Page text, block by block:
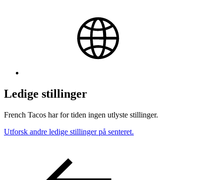
Ledige stillinger
French Tacos har for tiden ingen utlyste stillinger.
Utforsk andre ledige stillinger på senteret.